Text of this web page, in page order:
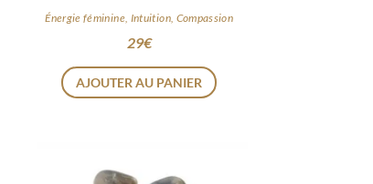
Énergie féminine, Intuition, Compassion
29€
AJOUTER AU PANIER